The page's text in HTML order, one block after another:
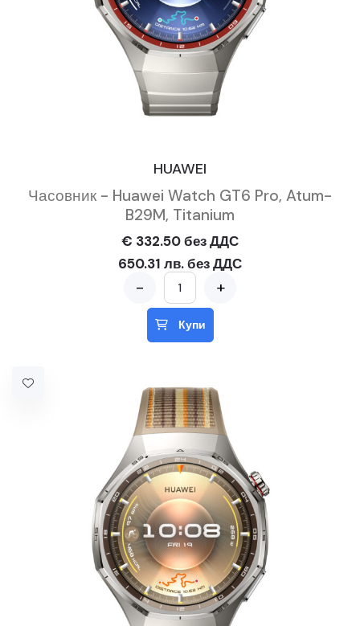
HUAWEI
Часовник - Huawei Watch GT6 Pro, Atum-
B29M, Titanium
€ 332.50 без ДДС
650.31 лв. без ДДС
- +
Купи